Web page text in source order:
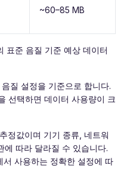
~60–85 MB
표준 음질 기준 예상 데이터
질 설정을 기준으로 합니다.
선택하면 데이터 사용량이 크
정값이며 기기 종류, 네트워
에 따라 달라질 수 있습니다.
사용하는 정확한 설정에 따